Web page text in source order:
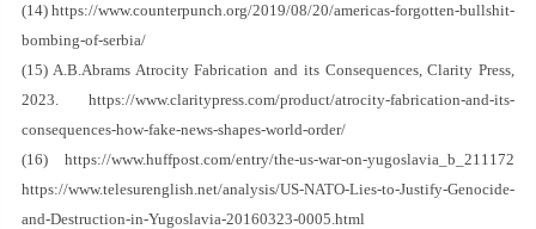
(14) https://www.counterpunch.org/2019/08/20/americas-forgotten-bullshit-
bombing-of-serbia/
(15) A.B.Abrams Atrocity Fabrication and its Consequences, Clarity Press,
2023. https://www.claritypress.com/product/atrocity-fabrication-and-its-
consequences-how-fake-news-shapes-world-order/
(16) https://www.huffpost.com/entry/the-us-war-on-yugoslavia_b_211172
https://www.telesurenglish.net/analysis/US-NATO-Lies-to-Justify-Genocide-
and-Destruction-in-Yugoslavia-20160323-0005.html